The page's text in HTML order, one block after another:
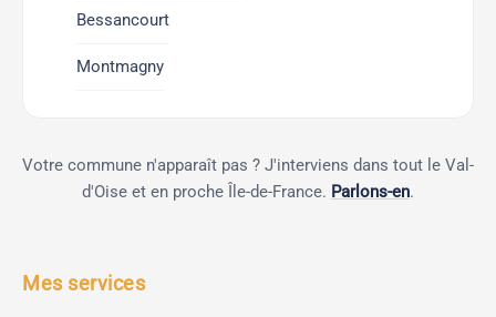
Bessancourt
Montmagny
Votre commune n'apparaît pas ? J'interviens dans tout le Val-
d'Oise et en proche Île-de-France. Parlons-en.
Mes services